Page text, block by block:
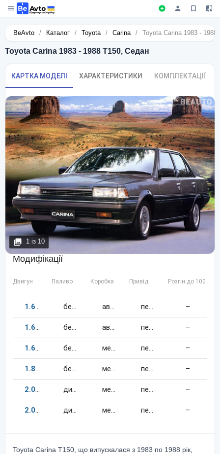
BeAvto / Каталог / Toyota / Carina / Toyota Carina 1983 -
Toyota Carina 1983 - 1988 T150, Седан
КАРТКА МОДЕЛІ ХАРАКТЕРИСТИКИ КОМПЛЕКТАЦІЇ
1 із 10
Модифікації
Двигун Паливо Коробка Привід Розгін до 100 км/
1.684 бензин автомат передній –
1.686 бензин автомат передній –
1.675 бензин механіка передній –
1.8113 бензин механіка передній –
2.069 дизель механіка передній –
2.068 дизель механіка передній –
Toyota Carina T150, що випускалася з 1983 по 1988 рік,